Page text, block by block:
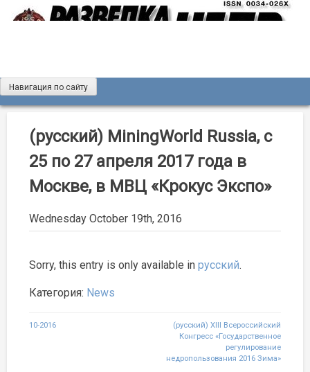
Журнал «Разведка и охрана недр»
Мы рады вас приветствовать на сайте журнала «Разведка
и охрана недр»
Навигация по сайту
(русский) MiningWorld Russia, с
25 по 27 апреля 2017 года в
Москве, в МВЦ «Крокус Экспо»
Wednesday October 19th, 2016
Sorry, this entry is only available in русский.
Категория: News
Post
10-2016
(русский) ХIII Всероссийский
Конгресс «Государственное
регулирование
недропользования 2016 Зима»